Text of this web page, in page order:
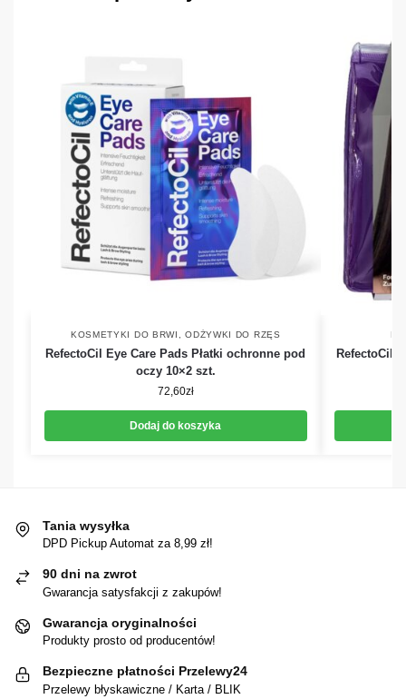
KOSMETYKI DO BRWI ,ODŻYWKI DO RZĘS
RefectoCil Eye Care Pads Płatki ochronne pod
oczy 10×2 szt.
72,60zł
Dodaj do koszyka
RefectoCil
Tania wysyłka
DPD Pickup Automat za 8,99 zł!
90 dni na zwrot
Gwarancja satysfakcji z zakupów!
Gwarancja oryginalności
Produkty prosto od producentów!
Bezpieczne płatności Przelewy24
Przelewy błyskawiczne / Karta / BLIK